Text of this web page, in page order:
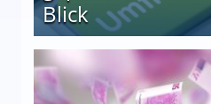
Blick
auf einen Blick